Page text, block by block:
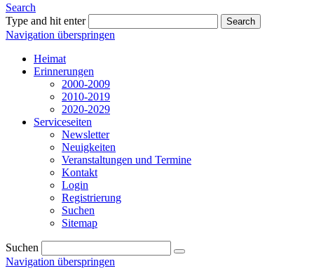
Search
Type and hit enter
Search
Navigation überspringen
Heimat
Erinnerungen
2000-2009
2010-2019
2020-2029
Serviceseiten
Newsletter
Neuigkeiten
Veranstaltungen und Termine
Kontakt
Login
Registrierung
Suchen
Sitemap
Suchen
Navigation überspringen